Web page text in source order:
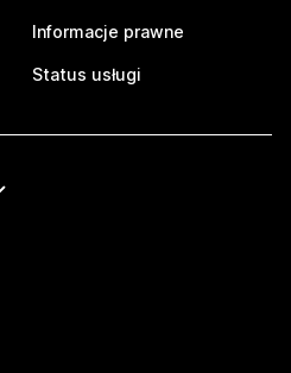
Informacje prawne
Status usługi